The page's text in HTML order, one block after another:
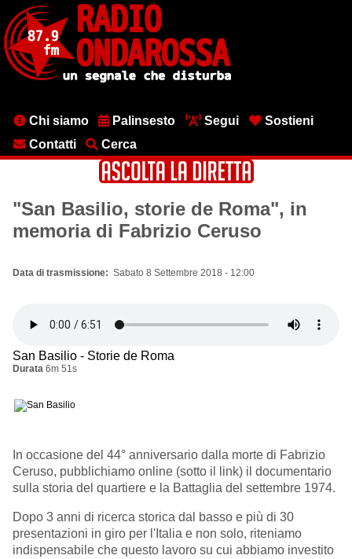
contenuto
principale
MenuChi siamo Palinsesto Segui
Sostieni
Contatti
Cerca
"San Basilio, storie de Roma", in
memoria di Fabrizio Ceruso
Data di trasmissione Sabato 8 Settembre 2018 - 12:00
San Basilio - Storie de Roma
Durata 6m 51s
In occasione del 44° anniversario dalla morte di Fabrizio
Ceruso, pubblichiamo online (sotto il link) il documentario
sulla storia del quartiere e la Battaglia del settembre 1974.
Dopo 3 anni di ricerca storica dal basso e più di 30
presentazioni in giro per l'Italia e non solo, riteniamo
indispensabile che questo lavoro su cui abbiamo investito